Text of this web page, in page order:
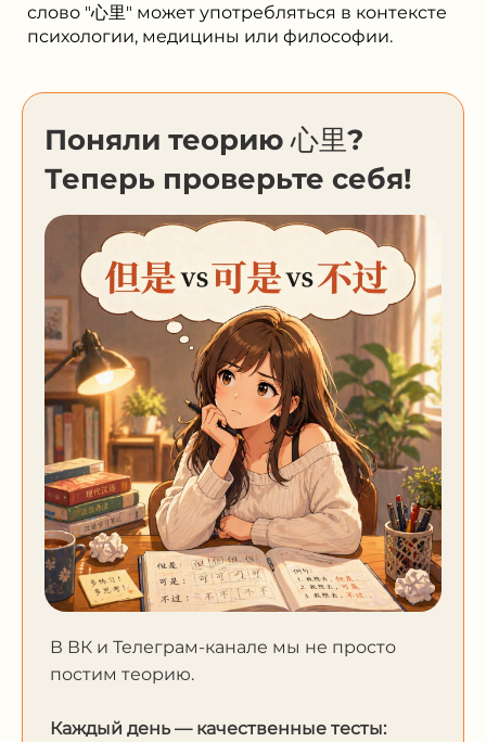
слово "心里" может употребляться в контексте
психологии, медицины или философии.
Поняли теорию 心里?
Теперь проверьте себя!
В ВК и Телеграм-канале мы не просто
постим теорию.
Каждый день — качественные тесты: